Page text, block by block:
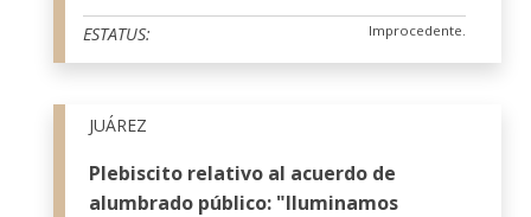
ESTATUS: Improcedente.
JUÁREZ
Plebiscito relativo al acuerdo de
alumbrado público: "Iluminamos